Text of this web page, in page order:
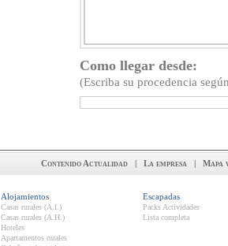
Como llegar desde:
(Escriba su procedencia
Contenido Actualidad | La empresa | Mapa
Alojamientos
Casas rurales (A.I.)
Casas rurales (A.H.)
Hoteles
Apartamentos rurales
Escapadas
Packs Actividades
Lista completa